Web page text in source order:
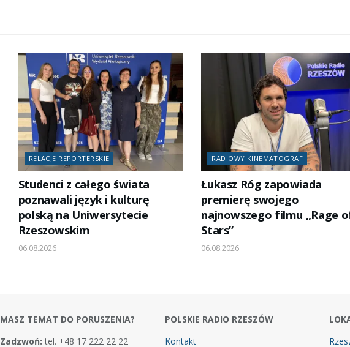
RELACJE REPORTERSKIE
Studenci z całego świata
poznawali język i kulturę
polską na Uniwersytecie
Rzeszowskim
06.08.2026
RADIOWY KINEMATOGRAF
Łukasz Róg zapowiada
premierę swojego
najnowszego filmu „Rage
Stars”
06.08.2026
MASZ TEMAT DO PORUSZENIA?
Zadzwoń: tel. +48 17 222 22 22
POLSKIE RADIO RZESZÓW
Kontakt